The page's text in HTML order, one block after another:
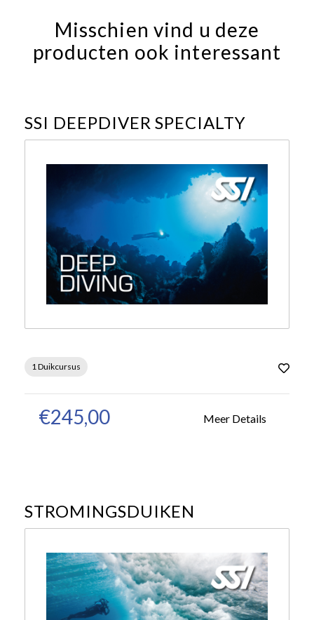
Misschien vind u deze
producten ook interessant
SSI DEEPDIVER SPECIALTY
1 Duikcursus
€245,00 Meer Details
STROMINGSDUIKEN